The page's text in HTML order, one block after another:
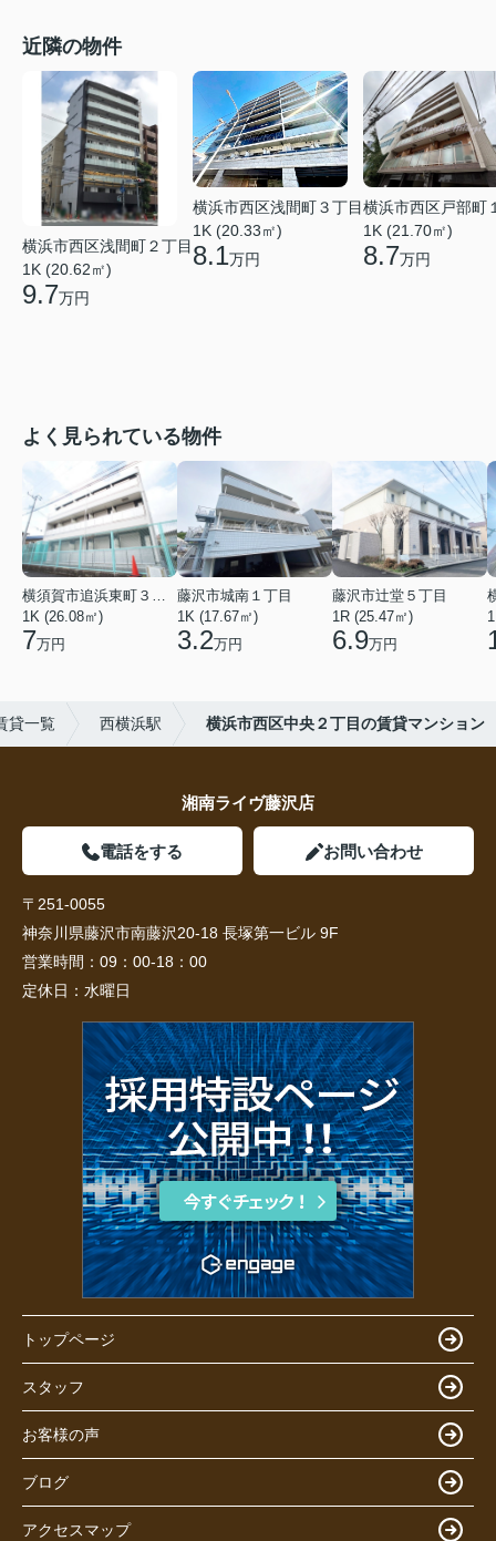
近隣の物件
横浜市西区浅間町２丁目
1K (20.62㎡)
9.7万円
横浜市西区浅間町３丁目
1K (20.33㎡)
8.1万円
横浜市西区戸部町
1K (21.70㎡)
8.7万円
よく見られている物件
横須賀市追浜東町３丁目
1K (26.08㎡)
7万円
藤沢市城南１丁目
1K (17.67㎡)
3.2万円
藤沢市辻堂５丁目
1R (25.47㎡)
6.9万円
貸一覧 西横浜駅 横浜市西区中央２丁目の賃貸マンション
湘南ライヴ藤沢店
電話をする お問い合わせ
〒251-0055
神奈川県藤沢市南藤沢20-18 長塚第一ビル 9F
営業時間： 09：00-18：00
定休日： 水曜日
トップページ
スタッフ
お客様の声
ブログ
アクセスマップ